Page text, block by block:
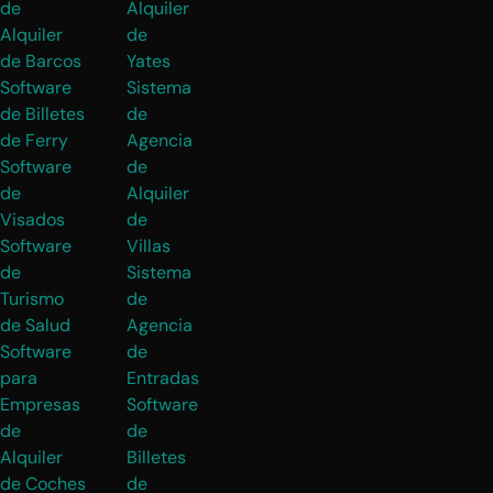
de
Alquiler
de Barcos
Software
de Billetes
de Ferry
Software
de
Visados
Software
de
Turismo
de Salud
Software
para
Empresas
de
Alquiler
de Coches
Alquiler
de
Yates
Sistema
de
Agencia
de
Alquiler
de
Villas
Sistema
de
Agencia
de
Entradas
Software
de
Billetes
de